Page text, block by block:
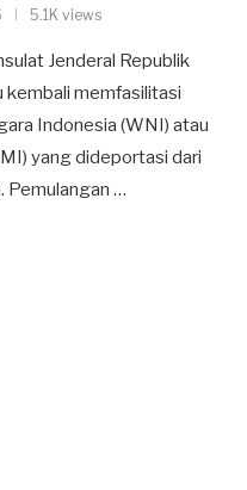
5.1K views
Jenderal Republik
kembali memfasilitasi
Indonesia (WNI) atau
yang dideportasi dari
Pemulangan …